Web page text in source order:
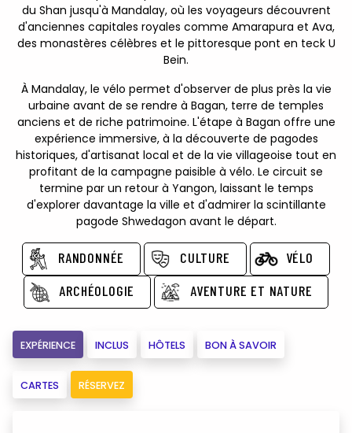
du Shan jusqu'à Mandalay, où les voyageurs découvrent
d'anciennes capitales royales comme Amarapura et Ava,
des monastères célèbres et le pittoresque pont en teck U
Bein.
À Mandalay, le vélo permet d'observer de plus près la vie
urbaine avant de se rendre à Bagan, terre de temples
anciens et de riche patrimoine. L'étape à Bagan offre une
expérience immersive, à la découverte de pagodes
historiques, d'artisanat local et de la vie villageoise tout en
profitant de la campagne paisible à vélo. Le circuit se
termine par un retour à Yangon, laissant le temps
d'explorer davantage la ville et d'admirer la scintillante
pagode Shwedagon avant le départ.
RANDONNÉE CULTURE
VÉLO
ARCHÉOLOGIE
AVENTURE ET NATURE
EXPÉRIENCE INCLUS HÔTELS BON À SAVOIR
CARTES RÉSERVEZ